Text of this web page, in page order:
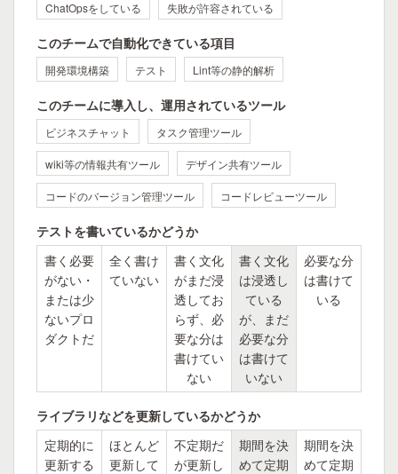
ChatOpsをしている 失敗が許容されている
このチームで自動化できている項目
開発環境構築 テスト Lint等の静的解析
このチームに導入し、運用されているツール
ビジネスチャット タスク管理ツール
wiki等の情報共有ツール デザイン共有ツール
コードのバージョン管理ツール コードレビューツール
テストを書いているかどうか
書く必要
がない・
または少
ないプロ
ダクトだ
全く書け
ていない
書く文化
がまだ浸
透してお
らず、必
要な分は
書けてい
ない
書く文化
は浸透し
ている
が、まだ
必要な分
は書けて
いない
必要な分
は書けて
いる
ライブラリなどを更新しているかどうか
定期的に
更新する
ほとんど
更新して
不定期だ
が更新し
期間を決
めて定期
期間を決
めて定期